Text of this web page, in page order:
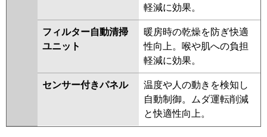
軽減に効果。
フィルター自動清掃
ユニット
暖房時の乾燥を防ぎ快適
性向上。喉や肌への負担
軽減に効果。
センサー付きパネル
温度や人の動きを検知し
自動制御。ムダ運転削減
と快適性向上。